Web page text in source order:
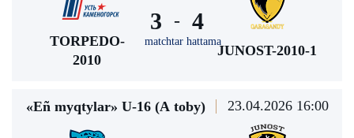
TORPEDO-
2010
3 -
matchtar hattama
4
JUNOST-2010-1
«Eñ myqtylar» U-16 (А toby) 23.04.2026 16:00